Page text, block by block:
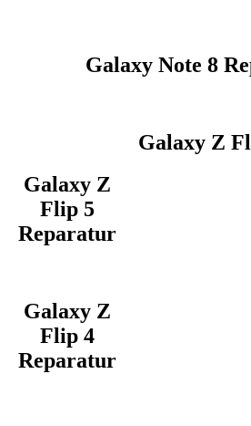
Galaxy Note 8
Galaxy Z
Galaxy Z
Flip 5
Reparatur
Galaxy Z
Flip 4
Reparatur